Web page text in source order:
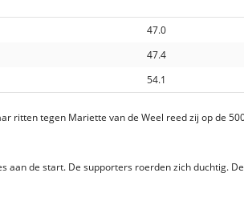
47.0
47.4
54.1
ritten tegen Mariette van de Weel reed zij op de
aan de start. De supporters roerden zich duchtig.